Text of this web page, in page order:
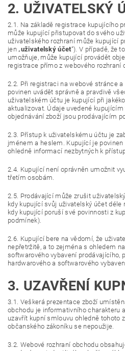
2. UŽIVATELSKÝ
2.1. Na základě registrace kupujícího
může kupující přistupovat do svého
uživatelského rozhraní může kupující
jen „uživatelský účet“). V případě, že
umožňuje, může kupující provádět
registrace přímo z webového rozhraní
2.2. Při registraci na webové stránce
povinen uvádět správně a pravdivě
uživatelském účtu je kupující při
aktualizovat. Údaje uvedené
objednávání zboží jsou prodávajícím
2.3. Přístup k uživatelskému účtu je
jménem a heslem. Kupující je
ohledně informací nezbytných k
2.4. Kupující není oprávněn umožnit
třetím osobám.
2.5. Prodávající může zrušit
kdy kupující svůj uživatelský účet déle
kdy kupující poruší své povinnosti z
podmínek).
2.6. Kupující bere na vědomí, že
nepřetržitě, a to zejména s ohledem
softwarového vybavení prodávajícího,
hardwarového a softwarového
3. UZAVŘENÍ
3.1. Veškerá prezentace zboží
obchodu je informativního charakteru
uzavřít kupní smlouvu ohledně tohoto
občanského zákoníku se nepoužije.
3.2. Webové rozhraní obchodu